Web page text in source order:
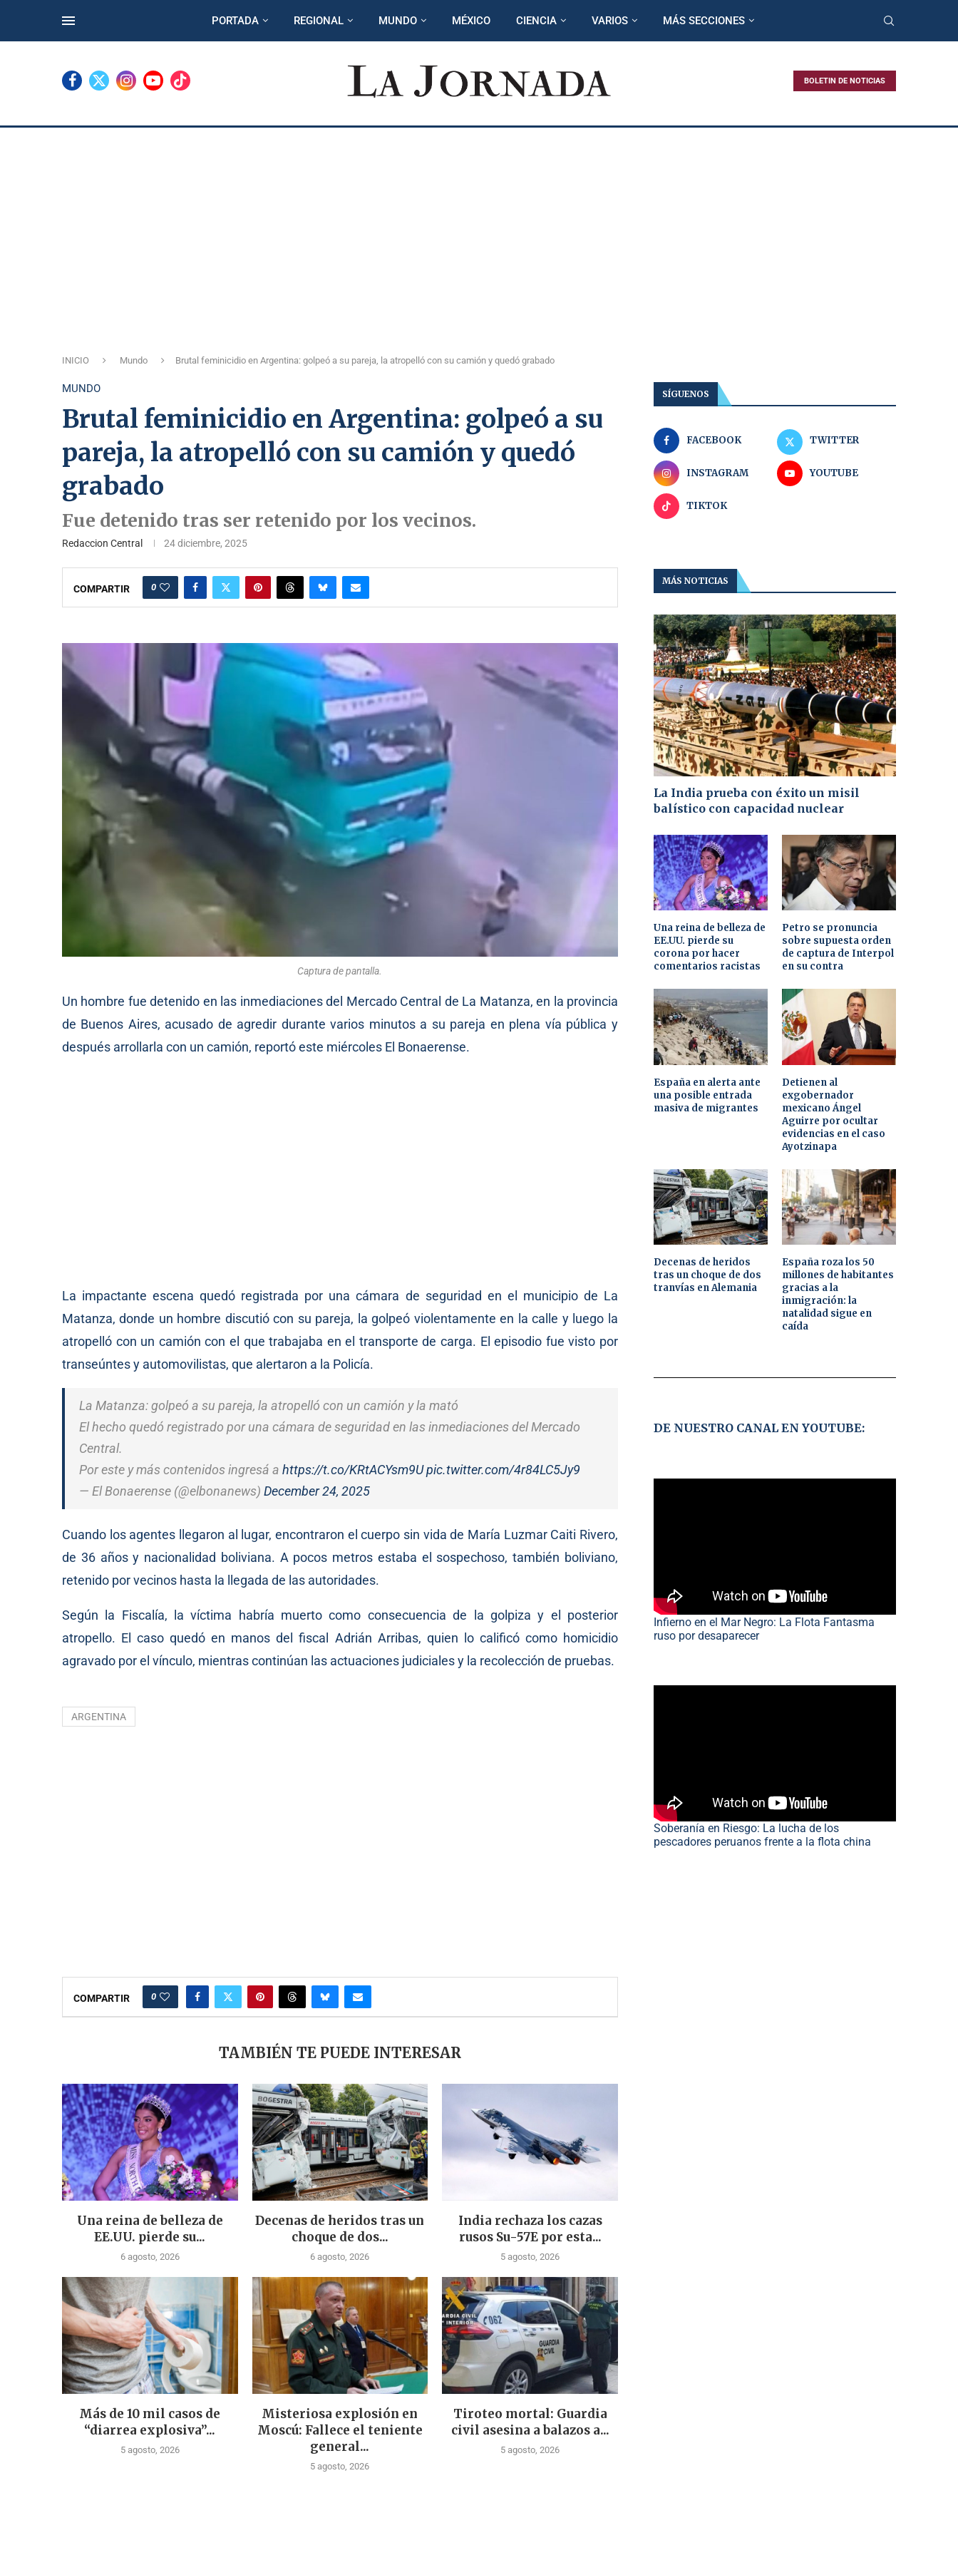
PORTADA REGIONAL MUNDO MÉXICO CIENCIA VARIOS MÁS SECCIONES
BOLETIN DE NOTICIAS
INICIO Mundo Brutal feminicidio en Argentina: golpeó a su pareja, la atropelló con su camión y quedó grabado
MUNDO
Brutal feminicidio en Argentina: golpeó a su
pareja, la atropelló con su camión y quedó
grabado
Fue detenido tras ser retenido por los vecinos.
Redaccion Central 24 diciembre, 2025
COMPARTIR 0
Captura de pantalla.
Un hombre fue detenido en las inmediaciones del Mercado Central de La Matanza, en la provincia
de Buenos Aires, acusado de agredir durante varios minutos a su pareja en plena vía pública y
después arrollarla con un camión, reportó este miércoles El Bonaerense.
La impactante escena quedó registrada por una cámara de seguridad en el municipio de La
Matanza, donde un hombre discutió con su pareja, la golpeó violentamente en la calle y luego la
atropelló con un camión con el que trabajaba en el transporte de carga. El episodio fue visto por
transeúntes y automovilistas, que alertaron a la Policía.
La Matanza: golpeó a su pareja, la atropelló con un camión y la mató
El hecho quedó registrado por una cámara de seguridad en las inmediaciones del Mercado
Central.
Por este y más contenidos ingresá a https://t.co/KRtACYsm9Upic.twitter.com/4r84LC5Jy9
— El Bonaerense (@elbonanews) December 24, 2025
Cuando los agentes llegaron al lugar, encontraron el cuerpo sin vida de María Luzmar Caiti Rivero,
de 36 años y nacionalidad boliviana. A pocos metros estaba el sospechoso, también boliviano,
retenido por vecinos hasta la llegada de las autoridades.
Según la Fiscalía, la víctima habría muerto como consecuencia de la golpiza y el posterior
atropello. El caso quedó en manos del fiscal Adrián Arribas, quien lo calificó como homicidio
agravado por el vínculo, mientras continúan las actuaciones judiciales y la recolección de pruebas.
ARGENTINA
COMPARTIR 0
TAMBIÉN TE PUEDE INTERESAR
Una reina de belleza de
EE.UU. pierde su...
6 agosto, 2026
Decenas de heridos tras un
choque de dos...
6 agosto, 2026
India rechaza los cazas
rusos Su-57E por esta...
5 agosto, 2026
Más de 10 mil casos de
“diarrea explosiva”...
5 agosto, 2026
Misteriosa explosión en
Moscú: Fallece el teniente
general...
5 agosto, 2026
Tiroteo mortal: Guardia
civil asesina a balazos a...
5 agosto, 2026
SÍGUENOS
FACEBOOK TWITTER
INSTAGRAM YOUTUBE
TIKTOK
MÁS NOTICIAS
La India prueba con éxito un misil
balístico con capacidad nuclear
Una reina de belleza de
EE.UU. pierde su
corona por hacer
comentarios racistas
Petro se pronuncia
sobre supuesta orden
de captura de Interpol
en su contra
España en alerta ante
una posible entrada
masiva de migrantes
Detienen al
exgobernador
mexicano Ángel
Aguirre por ocultar
evidencias en el caso
Ayotzinapa
Decenas de heridos
tras un choque de dos
tranvías en Alemania
España roza los 50
millones de habitantes
gracias a la
inmigración: la
natalidad sigue en
caída
DE NUESTRO CANAL EN YOUTUBE:
Infierno en el Mar Negro: La Flota Fantasma
ruso por desaparecer
Soberanía en Riesgo: La lucha de los
pescadores peruanos frente a la flota china